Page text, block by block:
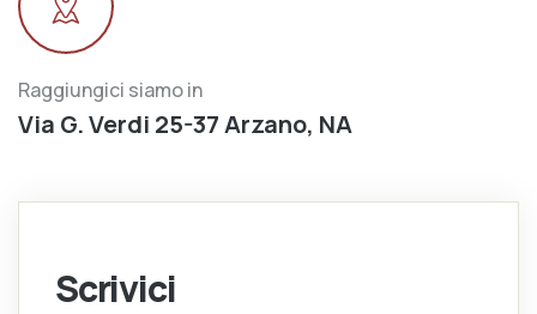
Raggiungici siamo in
Via G. Verdi 25-37 Arzano, NA
Scrivici